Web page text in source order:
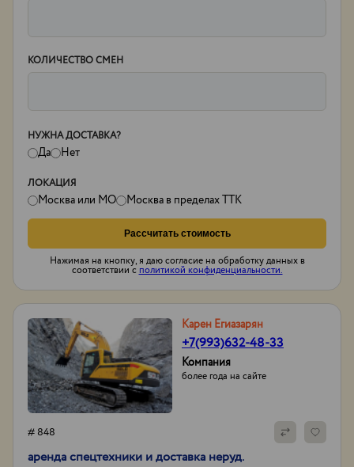
КОЛИЧЕСТВО СМЕН
НУЖНА ДОСТАВКА?
Да Нет
ЛОКАЦИЯ
Москва или МО Москва в пределах ТТК
Рассчитать стоимость
Нажимая на кнопку, я даю согласие на обработку данных в
соответствии с политикой конфиденциальности.
Карен Егиазарян
+7(993)632-48-33
Компания
более года на сайте
# 848
аренда спецтехники и доставка неруд.